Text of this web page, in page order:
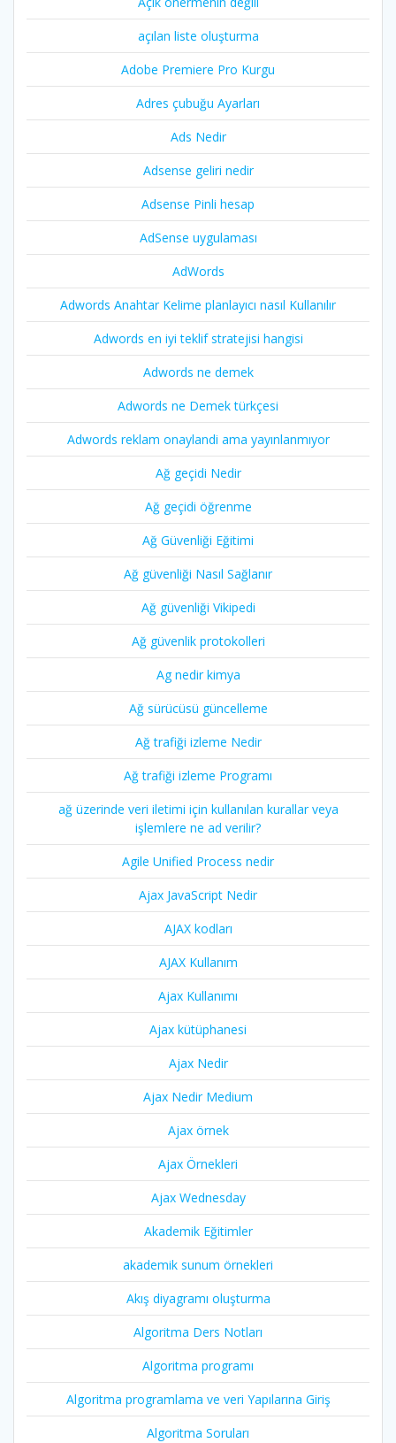
açılan liste oluşturma
Adobe Premiere Pro Kurgu
Adres çubuğu Ayarları
Ads Nedir
Adsense geliri nedir
Adsense Pinli hesap
AdSense uygulaması
AdWords
Adwords Anahtar Kelime planlayıcı nasıl Kullanılır
Adwords en iyi teklif stratejisi hangisi
Adwords ne demek
Adwords ne Demek türkçesi
Adwords reklam onaylandi ama yayınlanmıyor
Ağ geçidi Nedir
Ağ geçidi öğrenme
Ağ Güvenliği Eğitimi
Ağ güvenliği Nasıl Sağlanır
Ağ güvenliği Vikipedi
Ağ güvenlik protokolleri
Ag nedir kimya
Ağ sürücüsü güncelleme
Ağ trafiği izleme Nedir
Ağ trafiği izleme Programı
ağ üzerinde veri iletimi için kullanılan kurallar veya
işlemlere ne ad verilir?
Agile Unified Process nedir
Ajax JavaScript Nedir
AJAX kodları
AJAX Kullanım
Ajax Kullanımı
Ajax kütüphanesi
Ajax Nedir
Ajax Nedir Medium
Ajax örnek
Ajax Örnekleri
Ajax Wednesday
Akademik Eğitimler
akademik sunum örnekleri
Akış diyagramı oluşturma
Algoritma Ders Notları
Algoritma programı
Algoritma programlama ve veri Yapılarına Giriş
Algoritma Soruları